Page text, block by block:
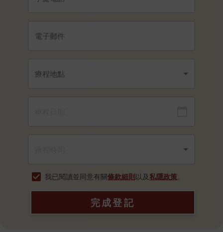
我已閱讀並同意有關條款細則 以及私隱政策。
完成登記